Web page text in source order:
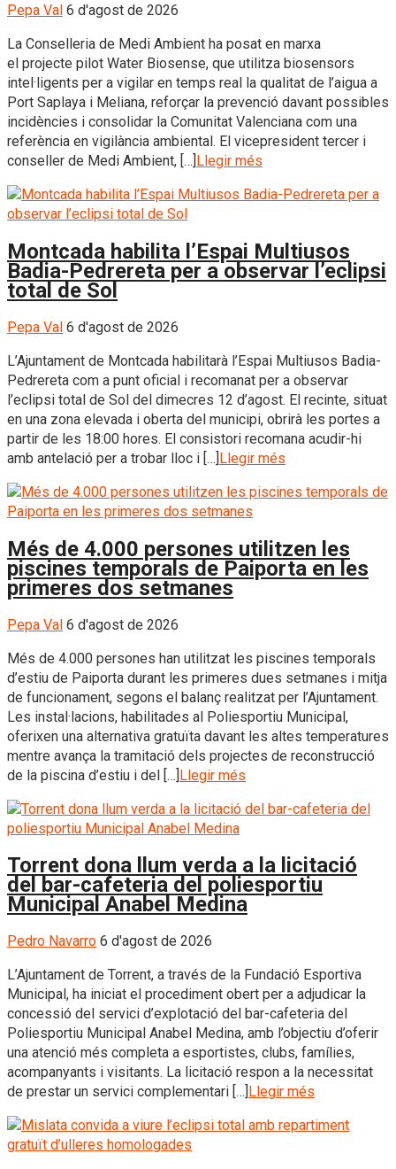
Pepa Val 6 d'agost de 2026
La Conselleria de Medi Ambient ha posat en marxa
el projecte pilot Water Biosense, que utilitza biosensors
intel·ligents per a vigilar en temps real la qualitat de l’aigua a
Port Saplaya i Meliana, reforçar la prevenció davant possibles
incidències i consolidar la Comunitat Valenciana com una
referència en vigilància ambiental. El vicepresident tercer i
conseller de Medi Ambient, […]Llegir més
Montcada habilita l’Espai Multiusos
Badia-Pedrereta per a observar l’eclipsi
total de Sol
Pepa Val 6 d'agost de 2026
L’Ajuntament de Montcada habilitarà l’Espai Multiusos Badia-
Pedrereta com a punt oficial i recomanat per a observar
l’eclipsi total de Sol del dimecres 12 d’agost. El recinte, situat
en una zona elevada i oberta del municipi, obrirà les portes a
partir de les 18:00 hores. El consistori recomana acudir-hi
amb antelació per a trobar lloc i […]Llegir més
Més de 4.000 persones utilitzen les
piscines temporals de Paiporta en les
primeres dos setmanes
Pepa Val 6 d'agost de 2026
Més de 4.000 persones han utilitzat les piscines temporals
d’estiu de Paiporta durant les primeres dues setmanes i mitja
de funcionament, segons el balanç realitzat per l’Ajuntament.
Les instal·lacions, habilitades al Poliesportiu Municipal,
oferixen una alternativa gratuïta davant les altes temperatures
mentre avança la tramitació dels projectes de reconstrucció
de la piscina d’estiu i del […]Llegir més
Torrent dona llum verda a la licitació
del bar-cafeteria del poliesportiu
Municipal Anabel Medina
Pedro Navarro 6 d'agost de 2026
L’Ajuntament de Torrent, a través de la Fundació Esportiva
Municipal, ha iniciat el procediment obert per a adjudicar la
concessió del servici d’explotació del bar-cafeteria del
Poliesportiu Municipal Anabel Medina, amb l’objectiu d’oferir
una atenció més completa a esportistes, clubs, famílies,
acompanyants i visitants. La licitació respon a la necessitat
de prestar un servici complementari […] Llegir més